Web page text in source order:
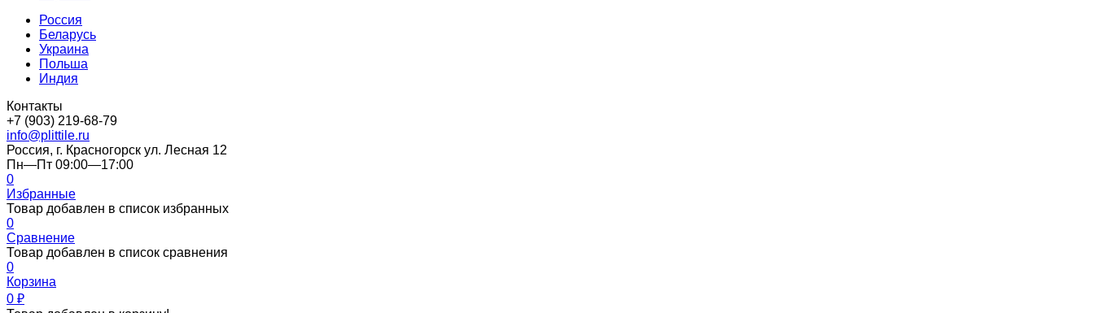
Россия
Беларусь
Украина
Польша
Индия
Контакты
+7 (903) 219-68-79
info@plittile.ru
Россия, г. Красногорск ул. Лесная 12
Пн—Пт 09:00—17:00
0
Избранные
Товар добавлен в список избранных
0
Сравнение
Товар добавлен в список сравнения
0
Корзина
0 ₽